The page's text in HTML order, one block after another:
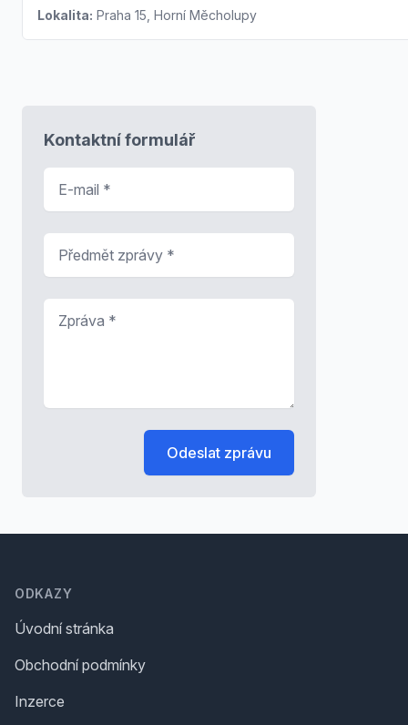
Lokalita: Praha 15, Horní Měcholupy
Kontaktní formulář
Odeslat zprávu
ODKAZY
Úvodní stránka
Obchodní podmínky
Inzerce